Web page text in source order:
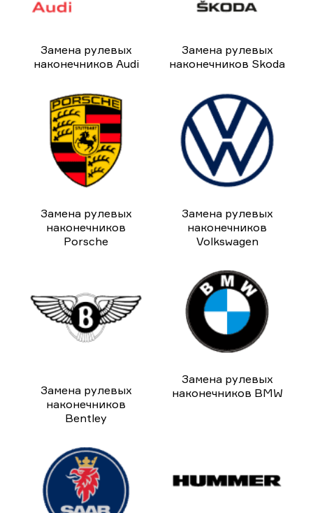
Замена рулевых
наконечников Audi
Замена рулевых
наконечников Skoda
Замена рулевых
наконечников
Porsche
Замена рулевых
наконечников
Volkswagen
Замена рулевых
наконечников
Bentley
Замена рулевых
наконечников BMW